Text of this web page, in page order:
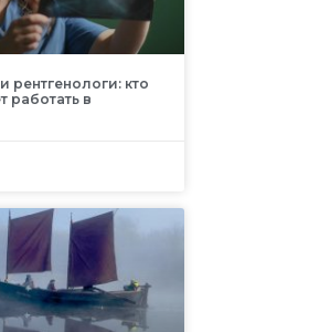
рентгенологи: кто
работать в